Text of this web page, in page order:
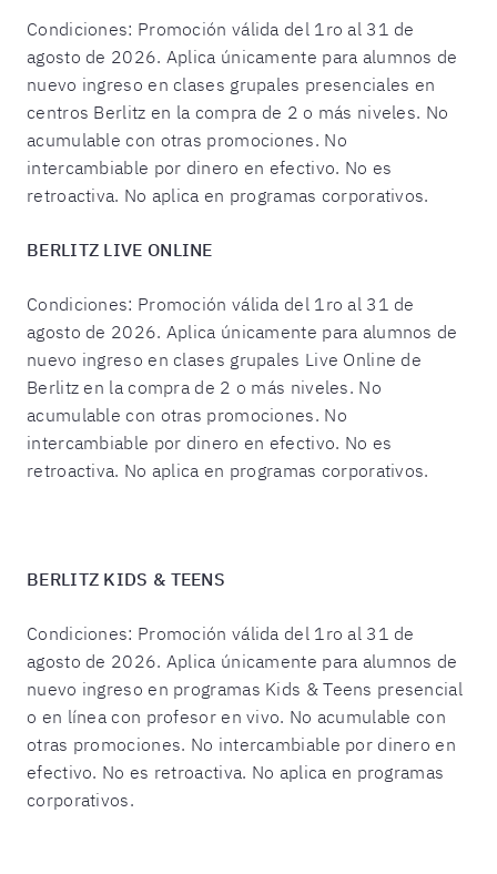
Condiciones: Promoción válida del 1ro al 31 de
agosto de 2026. Aplica únicamente para alumnos de
nuevo ingreso en clases grupales presenciales en
centros Berlitz en la compra de 2 o más niveles. No
acumulable con otras promociones. No
intercambiable por dinero en efectivo. No es
retroactiva. No aplica en programas corporativos.
BERLITZ LIVE ONLINE
Condiciones: Promoción válida del 1ro al 31 de
agosto de 2026. Aplica únicamente para alumnos de
nuevo ingreso en clases grupales Live Online de
Berlitz en la compra de 2 o más niveles. No
acumulable con otras promociones. No
intercambiable por dinero en efectivo. No es
retroactiva. No aplica en programas corporativos.
BERLITZ KIDS & TEENS
Condiciones: Promoción válida del 1ro al 31 de
agosto de 2026. Aplica únicamente para alumnos de
nuevo ingreso en programas Kids & Teens presencial
o en línea con profesor en vivo. No acumulable con
otras promociones. No intercambiable por dinero en
efectivo. No es retroactiva. No aplica en programas
corporativos.